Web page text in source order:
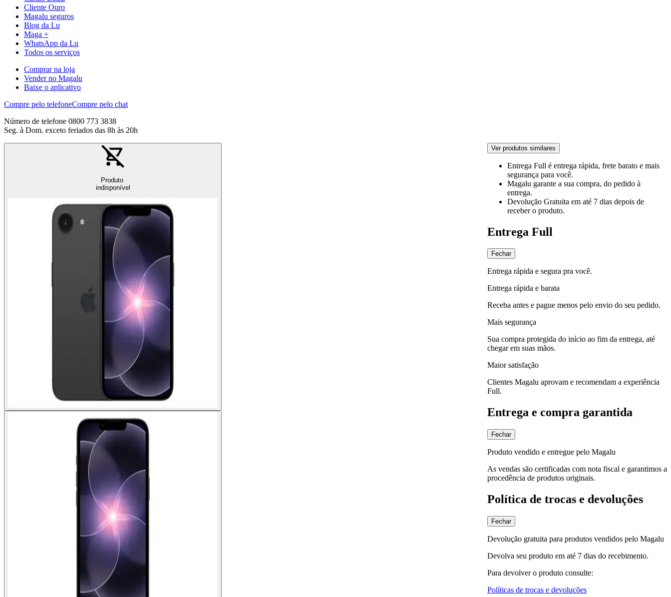
Cliente Ouro
Magalu seguros
Blog da Lu
Maga +
WhatsApp da Lu
Todos os serviços
Comprar na loja
Vender no Magalu
Baixe o aplicativo
Compre pelo telefoneCompre pelo chat
Número de telefone 0800 773 3838
Seg. à Dom. exceto feriados das 8h às 20h
Produto
indisponível
Ver produtos similares
Entrega Full é entrega rápida, frete barato e mais
segurança para você.
Magalu garante a sua compra, do pedido à
entrega.
Devolução Gratuita em até 7 dias depois de
receber o produto.
Entrega Full
Fechar
Entrega rápida e segura pra você.
Entrega rápida e barata
Receba antes e pague menos pelo envio do seu pedido.
Mais segurança
Sua compra protegida do início ao fim da entrega, até
chegar em suas mãos.
Maior satisfação
Clientes Magalu aprovam e recomendam a experiência
Full.
Entrega e compra garantida
Fechar
Produto vendido e entregue pelo Magalu
As vendas são certificadas com nota fiscal e garantimos a
procedência de produtos originais.
Política de trocas e devoluções
Fechar
Devolução gratuita para produtos vendidos pelo Magalu
Devolva seu produto em até 7 dias do recebimento.
Para devolver o produto consulte:
Políticas de trocas e devoluções